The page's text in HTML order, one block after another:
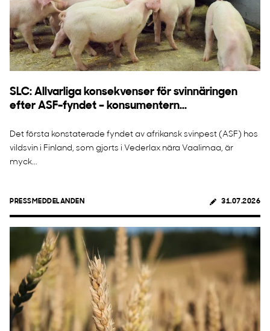
SLC: Allvarliga konsekvenser för svinnäringen
efter ASF-fyndet – konsumentern...
Det första konstaterade fyndet av afrikansk svinpest (ASF) hos
vildsvin i Finland, som gjorts i Vederlax nära Vaalimaa, är
myck...
PRESSMEDDELANDEN 31.07.2026